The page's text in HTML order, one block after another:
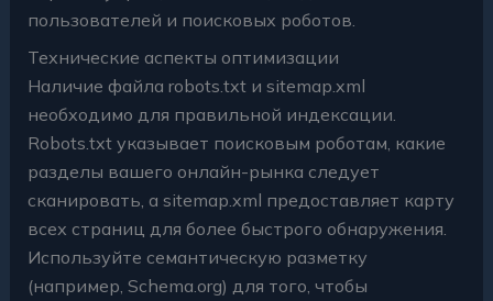
пользователей и поисковых роботов.
Технические аспекты оптимизации
Наличие файла robots.txt и sitemap.xml
необходимо для правильной индексации.
Robots.txt указывает поисковым роботам, какие
разделы вашего онлайн-рынка следует
сканировать, а sitemap.xml предоставляет карту
всех страниц для более быстрого обнаружения.
Используйте семантическую разметку
(например, Schema.org) для того, чтобы